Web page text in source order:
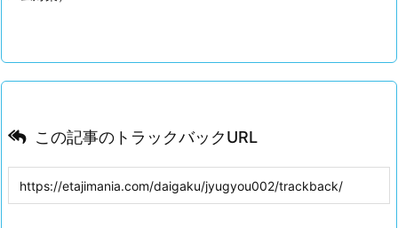
この記事のトラックバックURL